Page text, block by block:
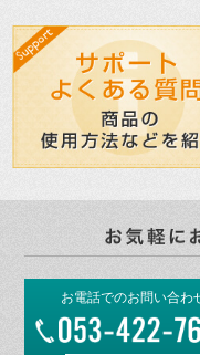
お電話でのお問い合わ